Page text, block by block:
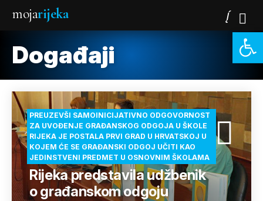
mojarijeka
Događaji
PREUZEVŠI SAMOINICIJATIVNO ODGOVORNOST
ZA UVOĐENJE GRAĐANSKOG ODGOJA U ŠKOLE
RIJEKA JE POSTALA PRVI GRAD U HRVATSKOJ U
KOJEM ĆE SE GRAĐANSKI ODGOJ UČITI KAO
JEDINSTVENI PREDMET U OSNOVNIM ŠKOLAMA
Rijeka predstavila udžbenik
o građanskom odgoju